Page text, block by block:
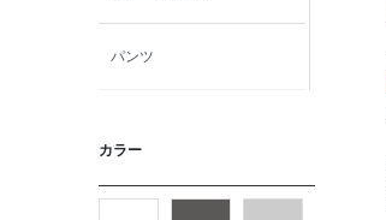
パンツ
カジュアルシャツ
カラー